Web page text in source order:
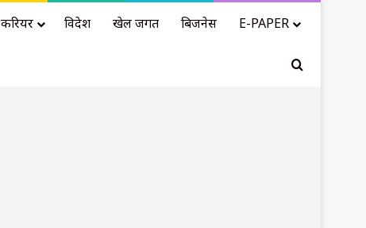
करियर विदेश खेल जगत बिजनेस E-PAPER
Search for